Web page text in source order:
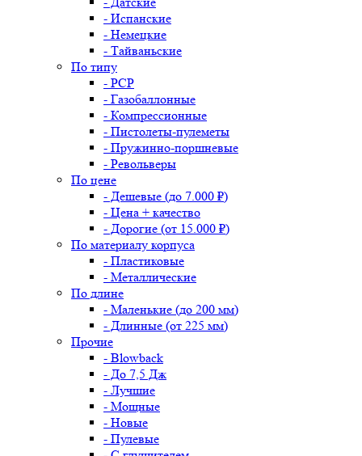
- Испанские
- Немецкие
- Тайваньские
По типу
- PCP
- Газобаллонные
- Компрессионные
- Пистолеты-пулеметы
- Пружинно-поршневые
- Револьверы
По цене
- Дешевые (до 7.000 ₽)
- Цена + качество
- Дорогие (от 15.000 ₽)
По материалу корпуса
- Пластиковые
- Металлические
По длине
- Маленькие (до 200 мм)
- Длинные (от 225 мм)
Прочие
- Blowback
- До 7,5 Дж
- Лучшие
- Мощные
- Новые
- Пулевые